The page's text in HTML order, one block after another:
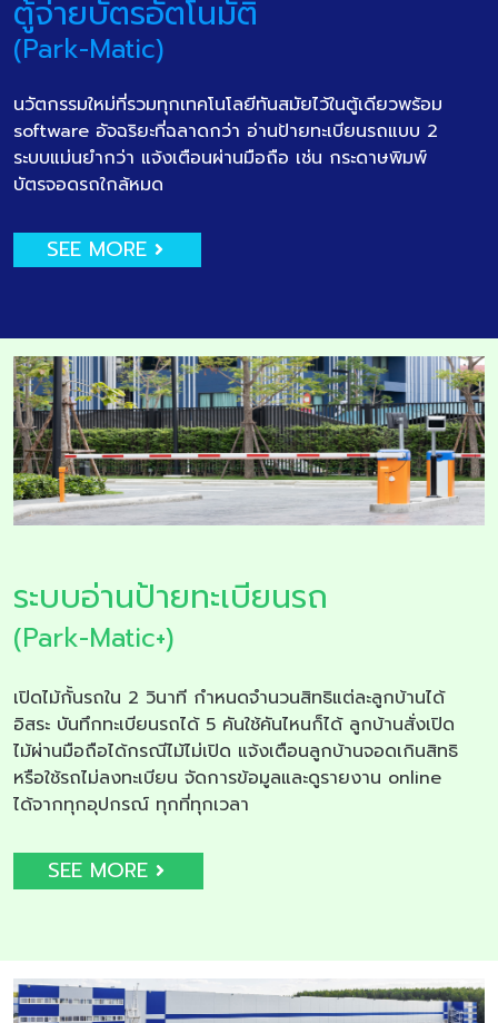
ตู้จ่ายบัตรอัตโนมัติ
(Park-Matic)
นวัตกรรมใหม่ที่รวมทุกเทคโนโลยีทันสมัยไว้ในตู้เดียวพร้อม
software อัจฉริยะที่ฉลาดกว่า อ่านป้ายทะเบียนรถแบบ 2
ระบบแม่นยำกว่า แจ้งเตือนผ่านมือถือ เช่น กระดาษพิมพ์
บัตรจอดรถใกล้หมด
SEE MORE
ระบบอ่านป้ายทะเบียนรถ
(Park-Matic+)
เปิดไม้กั้นรถใน 2 วินาที กำหนดจำนวนสิทธิแต่ละลูกบ้านได้
อิสระ บันทึกทะเบียนรถได้ 5 คันใช้คันไหนก็ได้ ลูกบ้านสั่งเปิด
ไม้ผ่านมือถือได้กรณีไม้ไม่เปิด แจ้งเตือนลูกบ้านจอดเกินสิทธิ
หรือใช้รถไม่ลงทะเบียน จัดการข้อมูลและดูรายงาน online
ได้จากทุกอุปกรณ์ ทุกที่ทุกเวลา
SEE MORE